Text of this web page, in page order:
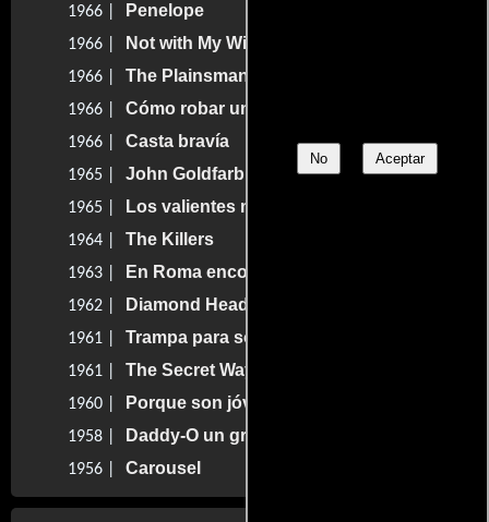
No Aceptar
1966 | Penelope
1966 | Not with My Wife, You Don't!
1966 | The Plainsman
1966 | Cómo robar un millón de dólares
1966 | Casta bravía
1965 | John Goldfarb, Please Come Home!
1965 | Los valientes mueren de pie
1964 | The Killers
1963 | En Roma encontré mi amor
1962 | Diamond Head
1961 | Trampa para solteros
1961 | The Secret Ways
1960 | Porque son jóvenes
1958 | Daddy-O un gran tipo
1956 | Carousel